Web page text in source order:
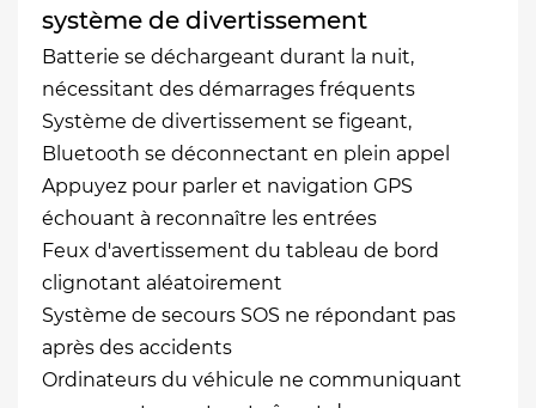
système de divertissement
Batterie se déchargeant durant la nuit,
nécessitant des démarrages fréquents
Système de divertissement se figeant,
Bluetooth se déconnectant en plein appel
Appuyez pour parler et navigation GPS
échouant à reconnaître les entrées
Feux d'avertissement du tableau de bord
clignotant aléatoirement
Système de secours SOS ne répondant pas
après des accidents
Ordinateurs du véhicule ne communiquant